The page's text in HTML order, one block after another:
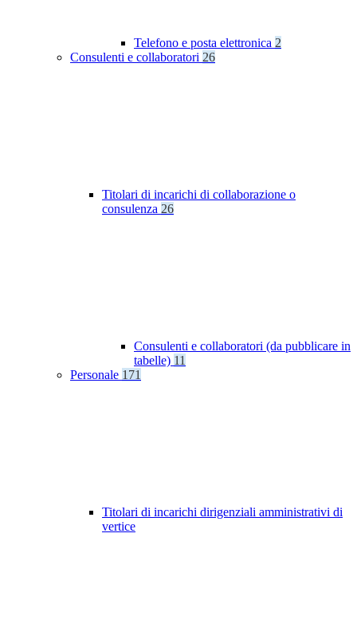
Telefono e posta elettronica 2
Consulenti e collaboratori 26
Titolari di incarichi di collaborazione o
consulenza 26
Consulenti e collaboratori (da pubblicare in
tabelle) 11
Personale 171
Titolari di incarichi dirigenziali amministrativi di
vertice